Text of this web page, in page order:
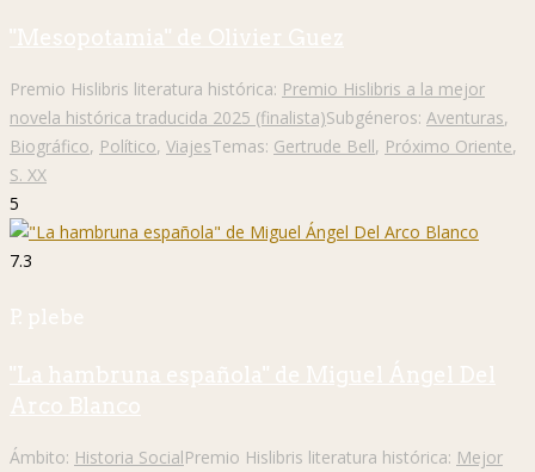
"Mesopotamia" de Olivier Guez
Premio Hislibris literatura histórica: Premio Hislibris a la mejor
novela histórica traducida 2025 (finalista)Subgéneros: Aventuras,
Biográfico, Político, ViajesTemas: Gertrude Bell, Próximo Oriente,
S. XX
5
7.3
P. plebe
"La hambruna española" de Miguel Ángel Del
Arco Blanco
Ámbito: Historia SocialPremio Hislibris literatura histórica: Mejor